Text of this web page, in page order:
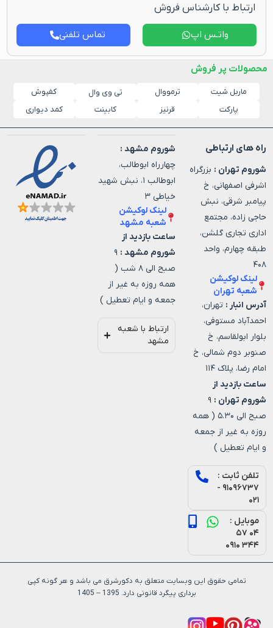
ارتباط با کارشناس فروش
واتـس اپ تماس تلفنی
پر فروش
ماربل شیت ترمووال تی وی وال
کفپوش
پارکت
قرنیز کابینت کمد دیواری
های ارتباطی
تهران :بزرگراه
اصفهانی، خ
شرقی، نبش
زاده، مجتمع
تجاری گلشن،
چهارم، واحد
لینک لوکیشن
شعبه تهران
انبار :تهران،
مستوفی،
ابولقاسم، خ
دوم شمالی، خ
رضا، پلاک ۱۱۴
بازدید از
تهران : ۹
صبح الی ۵.۳۰ ( همه
به غیر از جمعه
تعطیل )
تلفن ثابت :
۹۱۰۹۶۷۳۷ -
موبایل :
۰۴ ۵۷
۳۴۴ ۰۹۱۰
شوروم مشهد :
چهارراه ابوطالب،
ابوطالب ۱، نبش شهید
خیاطی ۳
لینک لوکیشن
شعبه مشهد
ساعت بازدید از
شوروم مشهد : ۹
صبح الی ۸ شب (
همه روزه به غیر از
جمعه و ایام تعطیل )
ارتباط با شعبه
مشهد
تمامی حقوق این وبسایت متعلق به دکورشرق می باشد و هر گونه کپی
برداری پیگرد قانونی دارد. 1395 – 1405